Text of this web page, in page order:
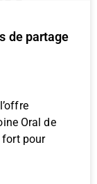
de partage
Oral de
fort pour